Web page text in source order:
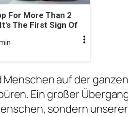
For More Than 2
The First Sign Of
auf der ganzen
Ein großer
sondern